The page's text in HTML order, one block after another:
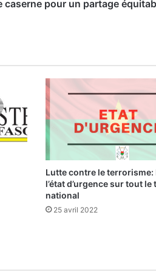
caserne pour un partage
Lutte contre le
l’état d’urgence sur tout
national
25 avril 2022